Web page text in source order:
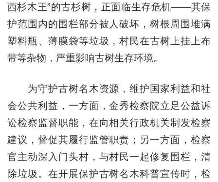
西杉木王”的古杉树，正面临生存危机——其保
护范围内的围栏部分被人破坏，树根周围堆满
塑料瓶、薄膜袋等垃圾，村民在古树上挂上布
带等杂物，严重影响古树生存环境。
为守护古树名木资源，维护国家利益和社
会公共利益，一方面，金秀检察院立足公益诉
讼检察监督职能，在向相关行政机关制发检察
建议，督促其履行监管职责；另一方面，检察
官主动深入门头村，与村民一起修复围栏，清
除垃圾。在开展保护古树名木科普宣传时，检